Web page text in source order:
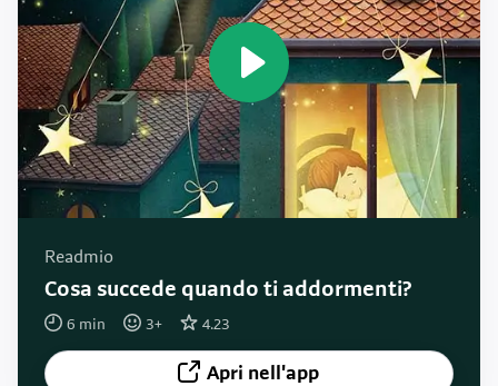
Readmio
Cosa succede quando ti addormenti?
6 min 3+ 4.23
Apri nell'app